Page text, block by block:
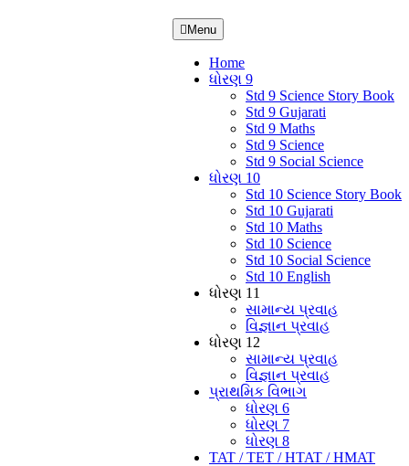
Menu
Home
ધોરણ 9
Std 9 Science Story Book
Std 9 Gujarati
Std 9 Maths
Std 9 Science
Std 9 Social Science
ધોરણ 10
Std 10 Science Story Book
Std 10 Gujarati
Std 10 Maths
Std 10 Science
Std 10 Social Science
Std 10 English
ધોરણ 11
સામાન્ય પ્રવાહ
વિજ્ઞાન પ્રવાહ
ધોરણ 12
સામાન્ય પ્રવાહ
વિજ્ઞાન પ્રવાહ
પ્રાથમિક વિભાગ
ધોરણ 6
ધોરણ 7
ધોરણ 8
TAT / TET / HTAT / HMAT